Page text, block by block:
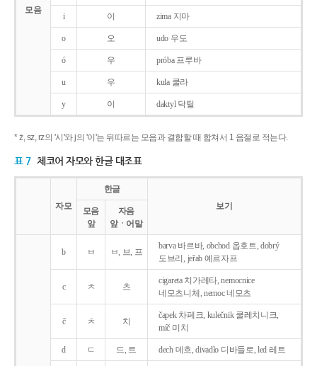
모음
i 이 zima 지마
o 오 udo 우도
ó 우 próba 프루바
u 우 kula 쿨라
y 이 daktyl 닥틸
* ż, sz, rz의 '시'와 j의 '이'는 뒤따르는 모음과 결합할 때 합쳐서 1 음절로 적는다.
표 7 체코어 자모와 한글 대조표
자모
한글
보기
모음
앞
자음
앞ㆍ어말
b ㅂ ㅂ, 브, 프
barva 바르바, obchod 옵호트, dobrý
도브리, jeřab 예르자프
c ㅊ 츠
cigareta 치가레타, nemocnice
네모츠니체, nemoc 네모츠
č ㅊ 치
čapek 차페크, kulečnik 쿨레치니크,
míč 미치
d ㄷ 드, 트 dech 데흐, divadlo 디바들로, led 레트